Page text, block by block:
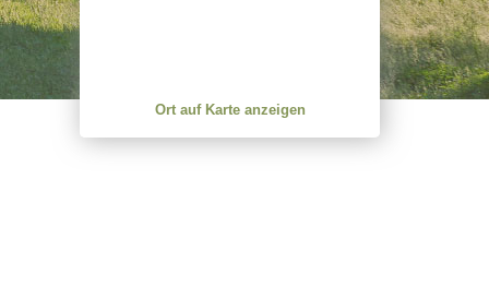
Ort auf Karte anzeigen